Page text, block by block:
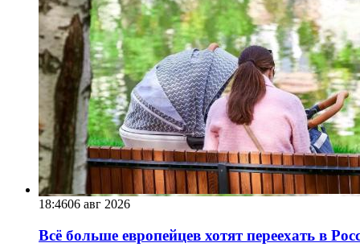
18:4606 авг 2026
Всё больше европейцев хотят переехать в